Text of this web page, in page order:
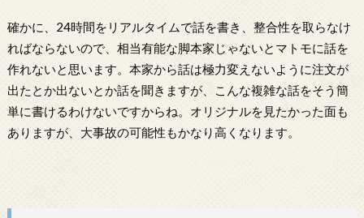
確かに、24時間をリアルタイムで話を書き、整合性を取らなけ
ればならないので、相当有能な脚本家じゃないとマトモに話を
作れないと思います。本家から話は極力変えないように注文が
出たとか出ないとか話を聞きますが、こんな複雑な話をそう簡
単に書けるわけないですからね。オリジナルを見たかった面も
ありますが、大事故の可能性もかなり高くなります。